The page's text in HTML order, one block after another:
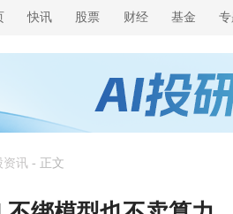
快讯 股票 财经 基金 专
资讯 - 正文